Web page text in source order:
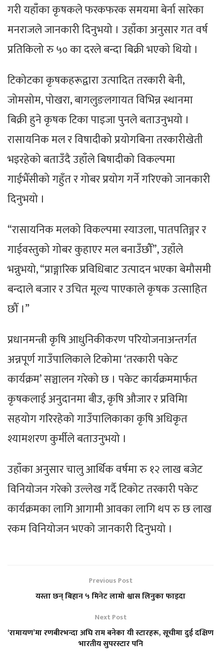
गरी यहाँका कृषकले फरकफरक समयमा बेर्ना सारेका
मनराजले जानकारी दिनुभयो । उहाँका अनुसार गत वर्ष
प्रतिकिलो रु ५० का दरले बन्दा बिक्री भएको थियो ।
टिकोटका कृषकहरूद्वारा उत्पादित तरकारी बेनी,
जोमसोम, पोखरा, बागलुङलगायत विभिन्न स्थानमा
बिक्री हुने कृषक टिका पाइजा पुनले बताउनुभयो ।
रासायनिक मल र विषादीको प्रयोगबिना तरकारीखेती
भइरहेको बताउँदै उहाँले बिषादीको विकल्पमा
गाईभैँसीको गहुँत र गोबर प्रयोग गर्ने गरिएको जानकारी
दिनुभयो ।
“रासायनिक मलको विकल्पमा स्याउला, पातपतिङ्गर र
गाईवस्तुको गोबर कुहाएर मल बनाउँछौँ”, उहाँले
भन्नुभयो, “प्राङ्गारिक प्रविधिबाट उत्पादन भएका बेमौसमी
बन्दाले बजार र उचित मूल्य पाएकाले कृषक उत्साहित
छौँ ।”
प्रधानमन्त्री कृषि आधुनिकीकरण परियोजनाअन्तर्गत
अन्नपूर्ण गाउँपालिकाले टिकोमा ‘तरकारी पकेट
कार्यक्रम’ सञ्चालन गरेको छ । पकेट कार्यक्रममार्फत
कृषकलाई अनुदानमा बीउ, कृषि औजार र प्रविमिा
सहयोग गरिरहेको गाउँपालिकाका कृषि अधिकृत
श्यामशरण कुर्मीले बताउनुभयो ।
उहाँका अनुसार चालु आर्थिक वर्षमा रु १२ लाख बजेट
विनियोजन गरेको उल्लेख गर्दै टिकोट तरकारी पकेट
कार्यक्रमका लागि आगामी आवका लागि थप रु छ लाख
रकम विनियोजन भएको जानकारी दिनुभयो ।
Previous Post
यस्ता छन् बिहान ५ मिनेट लामो श्वास लिनुका फाइदा
Next Post
‘रामायण’मा रणबीरभन्दा अघि राम बनेका यी स्टारहरू, सूचीमा दुई दक्षिण
भारतीय सुपरस्टार पनि